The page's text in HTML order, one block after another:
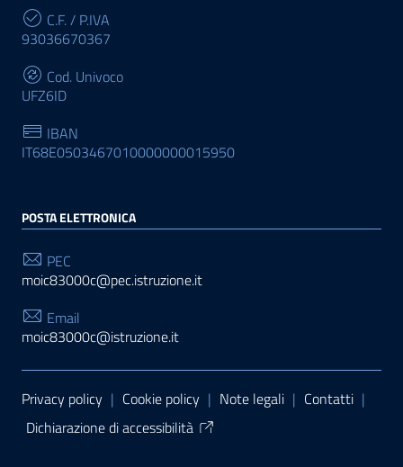
C.F. / P.IVA
93036670367
Cod. Univoco
UFZ6ID
IBAN
IT68E0503467010000000015950
POSTA ELETTRONICA
PEC
moic83000c@pec.istruzione.it
Email
moic83000c@istruzione.it
Sezione Link Utili
Privacy policy | Cookie policy | Note legali | Contatti |
Dichiarazione di accessibilità